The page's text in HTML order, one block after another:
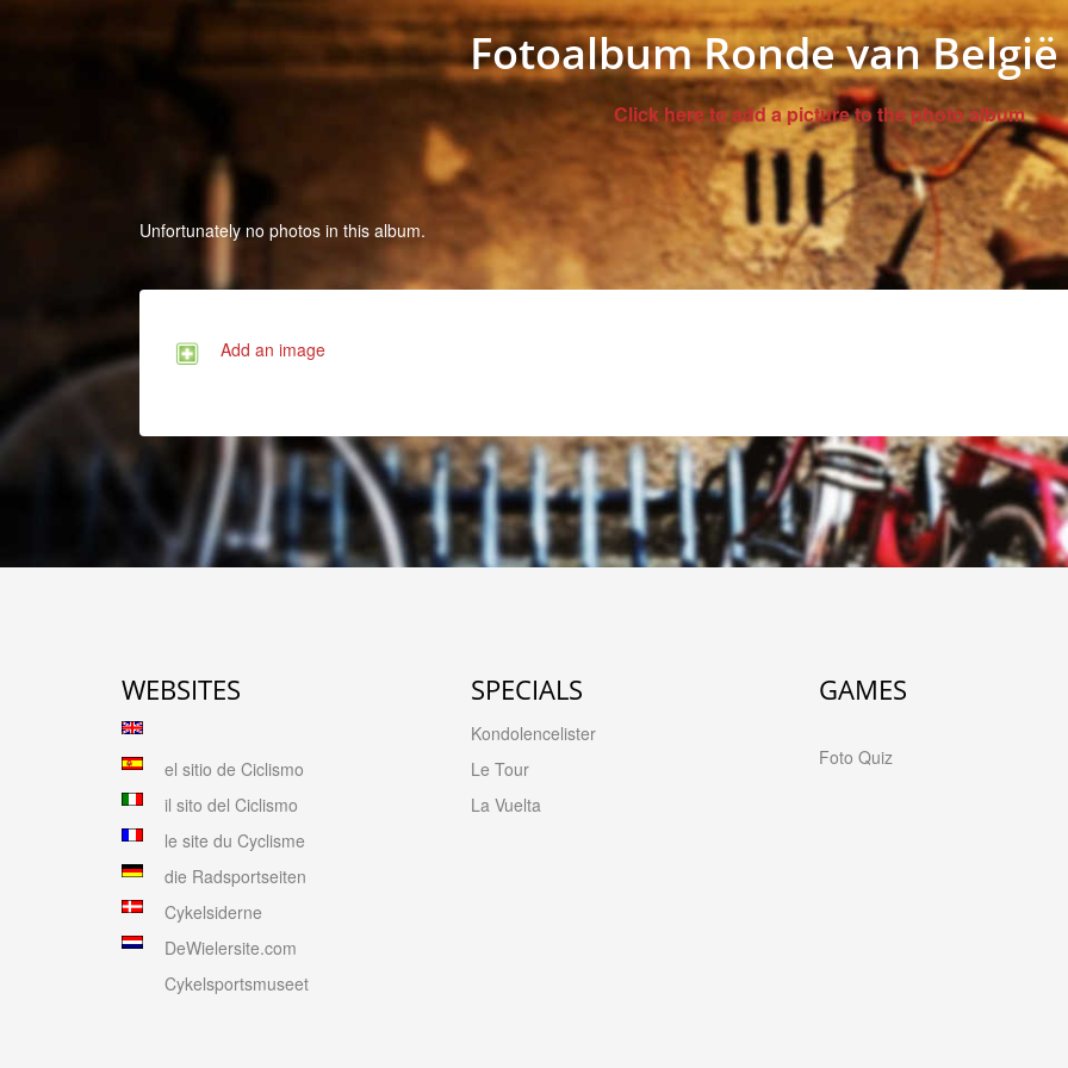
Fotoalbum Ronde van
Click here to add a picture to the photo album
Unfortunately no photos in this album.
Add an image
WEBSITES
el sitio de Ciclismo
il sito del Ciclismo
le site du Cyclisme
die Radsportseiten
Cykelsiderne
DeWielersite.com
Cykelsportsmuseet
SPECIALS
Kondolencelister
Le Tour
La Vuelta
GAMES
Foto Quiz